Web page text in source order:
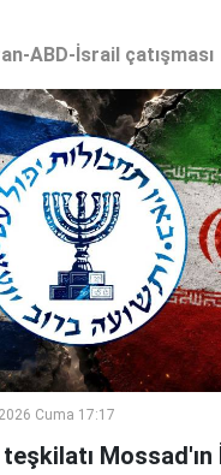
ABD-İsrail çatışması
Cuma 17:17
Mossad'ın